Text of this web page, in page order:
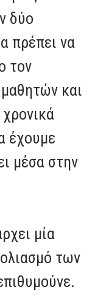
δύο
πρέπει να
τον
και
έχουμε
μέσα στην
μία
των